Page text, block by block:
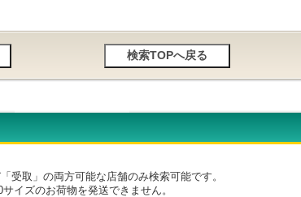
取」の両方可能な店舗のみ検索可能です。
ズのお荷物を発送できません。